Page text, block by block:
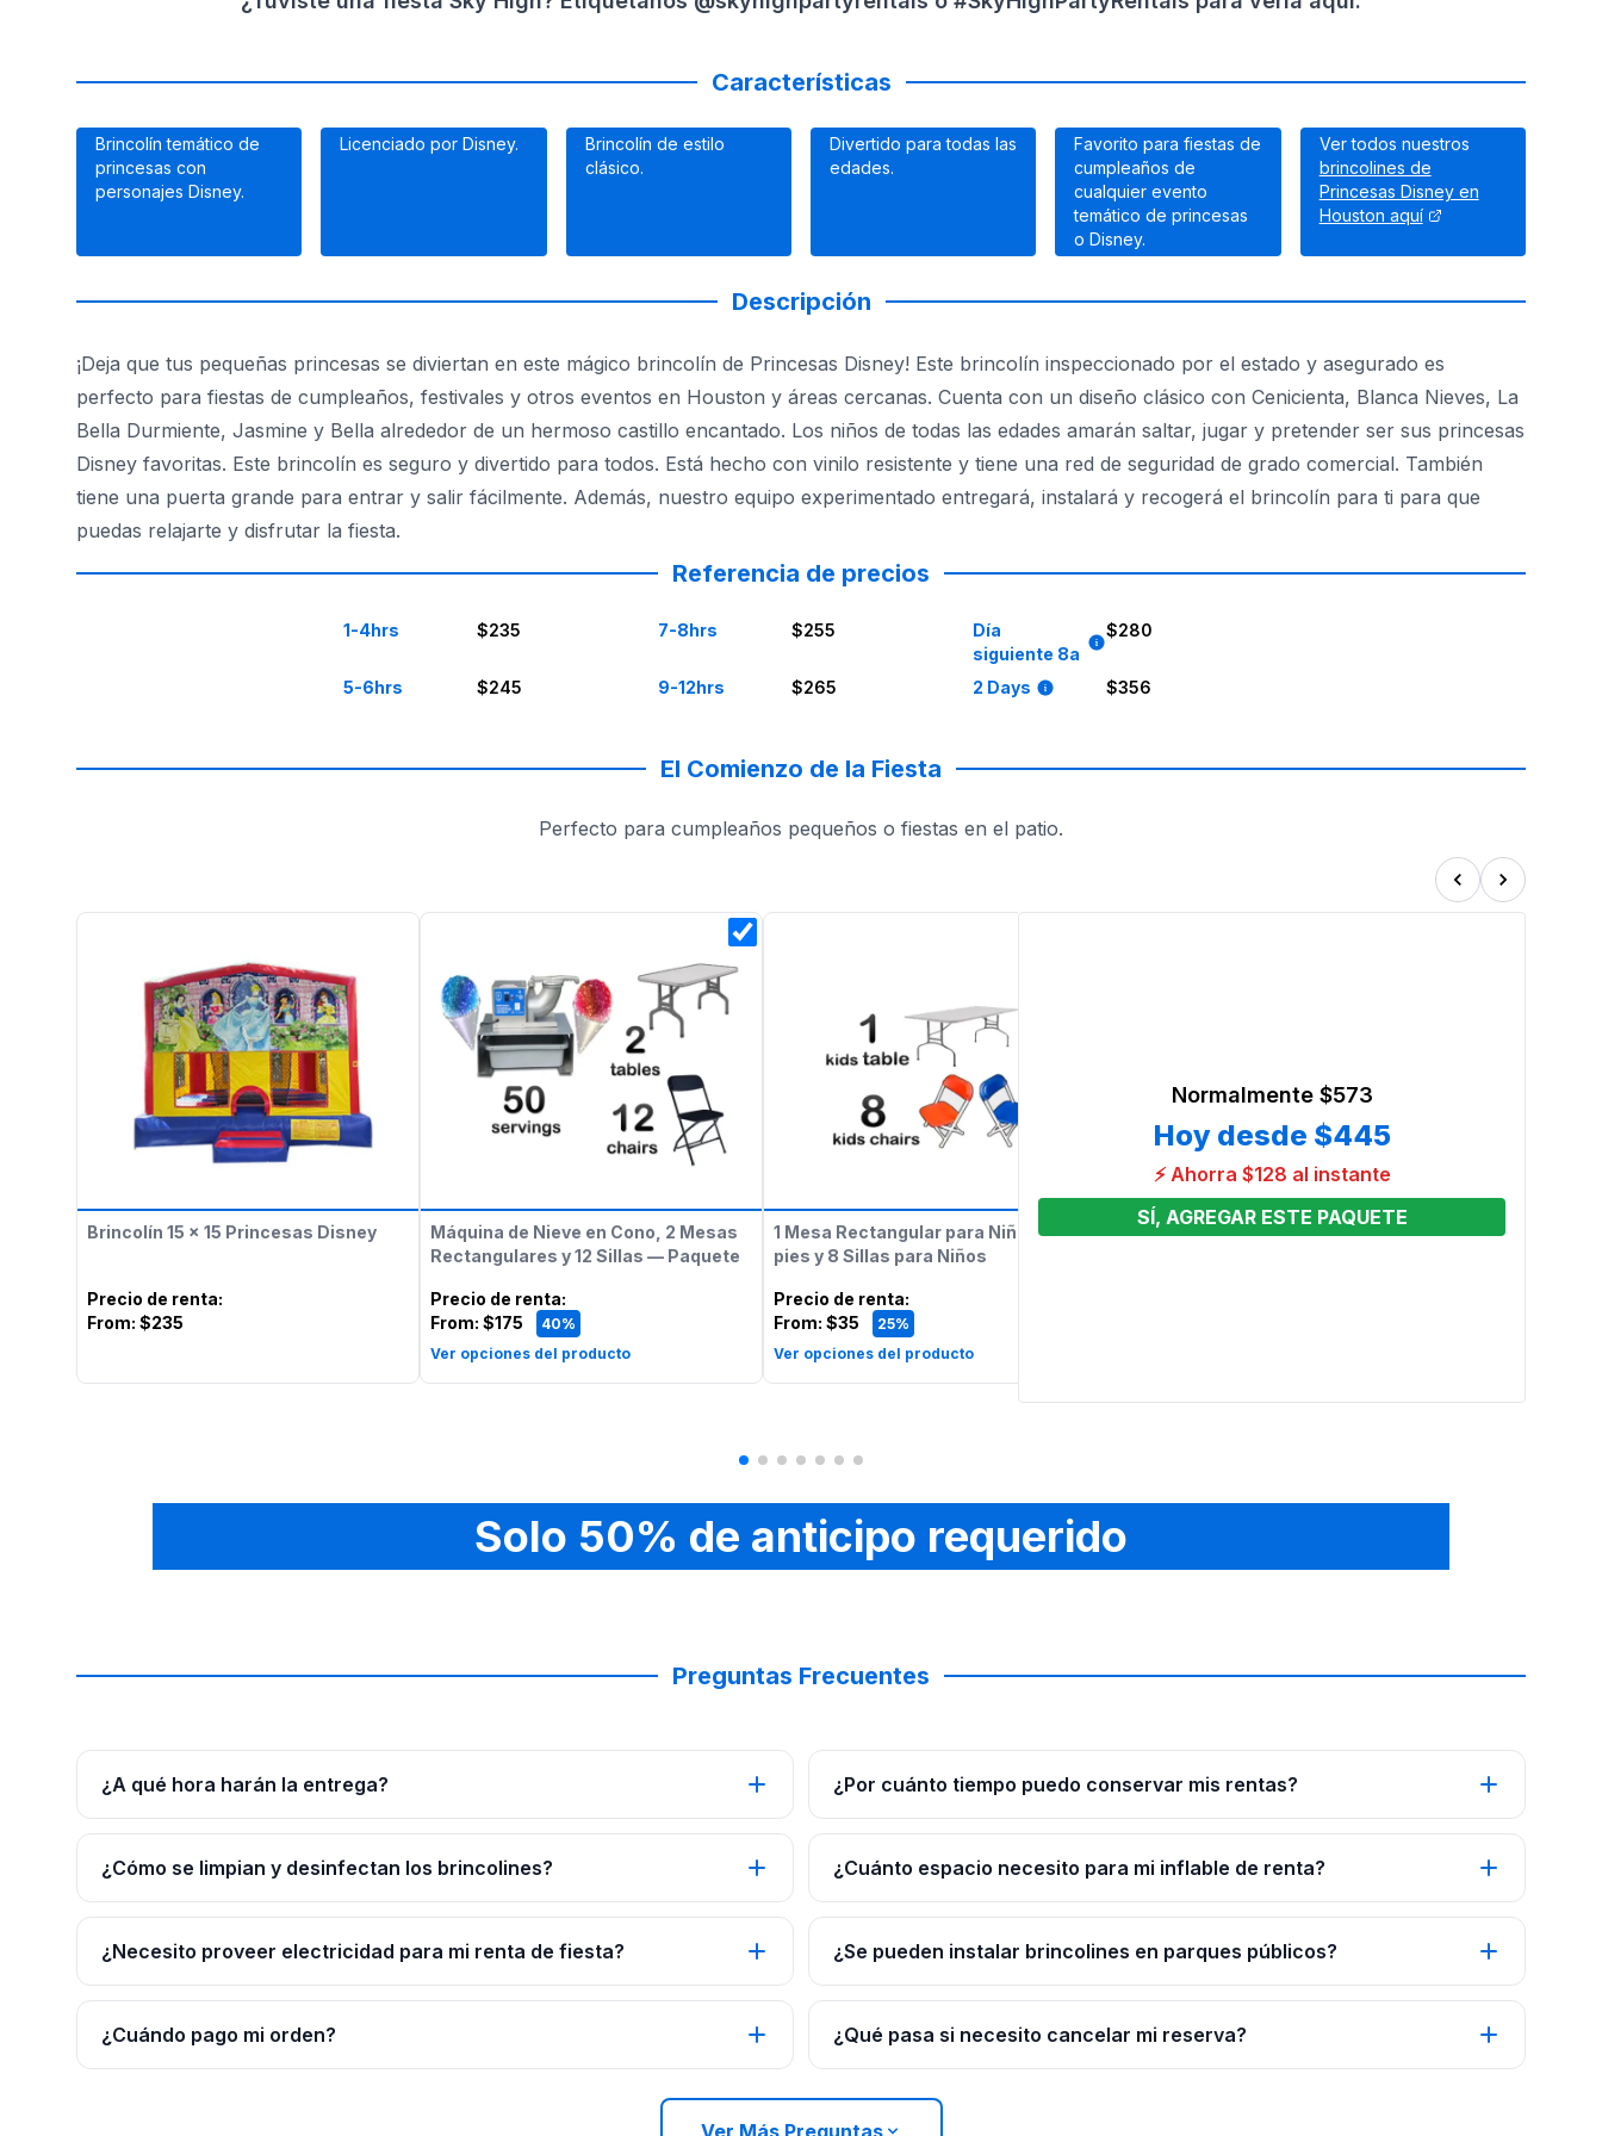
Características
Brincolín temático de
princesas con
personajes Disney.
Licenciado por Disney.
Brincolín de estilo
clásico.
Divertido para todas las
edades.
Favorito para fiestas de
cumpleaños de
cualquier evento
temático de princesas
o Disney.
Ver todos nuestros
brincolines de
Princesas Disney en
Houston aquí
Descripción
¡Deja que tus pequeñas princesas se diviertan en este mágico brincolín de Princesas Disney! Este brincolín inspeccionado por el estado y asegurado es
perfecto para fiestas de cumpleaños, festivales y otros eventos en Houston y áreas cercanas. Cuenta con un diseño clásico con Cenicienta, Blanca Nieves, La
Bella Durmiente, Jasmine y Bella alrededor de un hermoso castillo encantado. Los niños de todas las edades amarán saltar, jugar y pretender ser sus princesas
Disney favoritas. Este brincolín es seguro y divertido para todos. Está hecho con vinilo resistente y tiene una red de seguridad de grado comercial. También
tiene una puerta grande para entrar y salir fácilmente. Además, nuestro equipo experimentado entregará, instalará y recogerá el brincolín para ti para que
puedas relajarte y disfrutar la fiesta.
Referencia de precios
1-4hrs $235
5-6hrs $245
7-8hrs $255
9-12hrs $265
Día
siguiente 8a
$280
2 Days $356
El Comienzo de la Fiesta
Perfecto para cumpleaños pequeños o fiestas en el patio.
Brincolín 15 x 15 Princesas Disney
Precio de renta:
From: $235
Máquina de Nieve en Cono, 2 Mesas
Rectangulares y 12 Sillas — Paquete
Precio de renta:
From: $175
40%
Ver opciones del producto
1 Mesa Rectangular para Niños de 4
pies y 8 Sillas para Niños
Precio de renta:
From: $35
25%
Ver opciones del producto
Normalmente $573
Hoy desde $445
⚡ Ahorra $128 al instante
SÍ, AGREGAR ESTE PAQUETE
Solo 50% de anticipo requerido
Preguntas Frecuentes
¿A qué hora harán la entrega? ¿Por cuánto tiempo puedo conservar mis rentas?
¿Cómo se limpian y desinfectan los brincolines? ¿Cuánto espacio necesito para mi inflable de renta?
¿Necesito proveer electricidad para mi renta de fiesta? ¿Se pueden instalar brincolines en parques públicos?
¿Cuándo pago mi orden? ¿Qué pasa si necesito cancelar mi reserva?
Ver Más Preguntas